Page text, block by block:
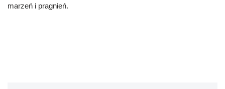
marzeń i pragnień.